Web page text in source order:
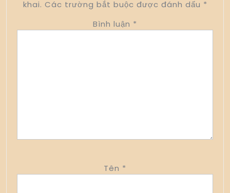
khai. Các trường bắt buộc được đánh dấu *
Bình luận *
Tên *